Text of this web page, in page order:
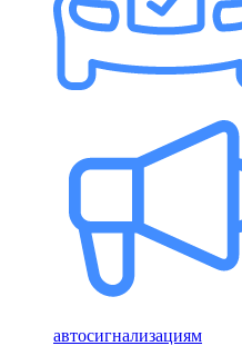
автосигнализациям